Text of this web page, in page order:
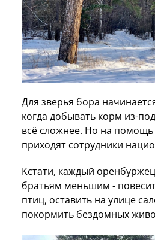
Для зверья бора
когда добывать корм из-
всё сложнее. Но на
приходят сотрудники
Кстати, каждый
братьям меньшим -
птиц, оставить на улице
покормить бездомных